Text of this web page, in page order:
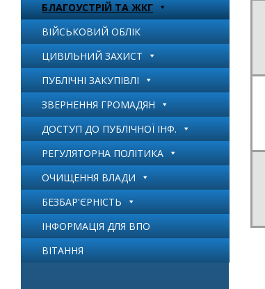
БЛАГОУСТРІЙ ТА ЖКГ
ВІЙСЬКОВИЙ ОБЛІК
ЦИВІЛЬНИЙ ЗАХИСТ
ПУБЛІЧНІ ЗАКУПІВЛІ
ЗВЕРНЕННЯ ГРОМАДЯН
ДОСТУП ДО ПУБЛІЧНОЇ ІНФ.
РЕГУЛЯТОРНА ПОЛІТИКА
ОЧИЩЕННЯ ВЛАДИ
БЕЗБАР'ЄРНІСТЬ
ІНФОРМАЦІЯ ДЛЯ ВПО
ВІТАННЯ